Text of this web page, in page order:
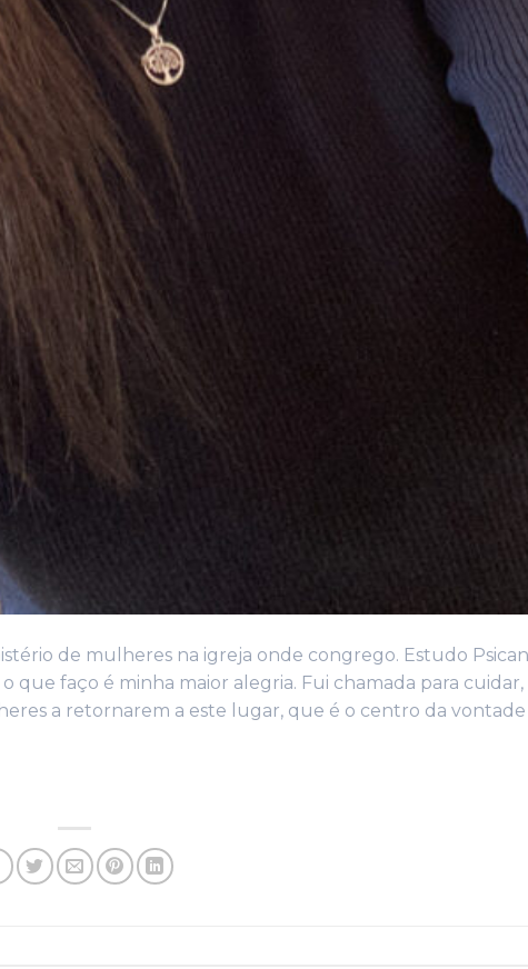
de mulheres na igreja onde congrego. Estudo
que faço é minha maior alegria. Fui chamada para cuidar,
a retornarem a este lugar, que é o centro da